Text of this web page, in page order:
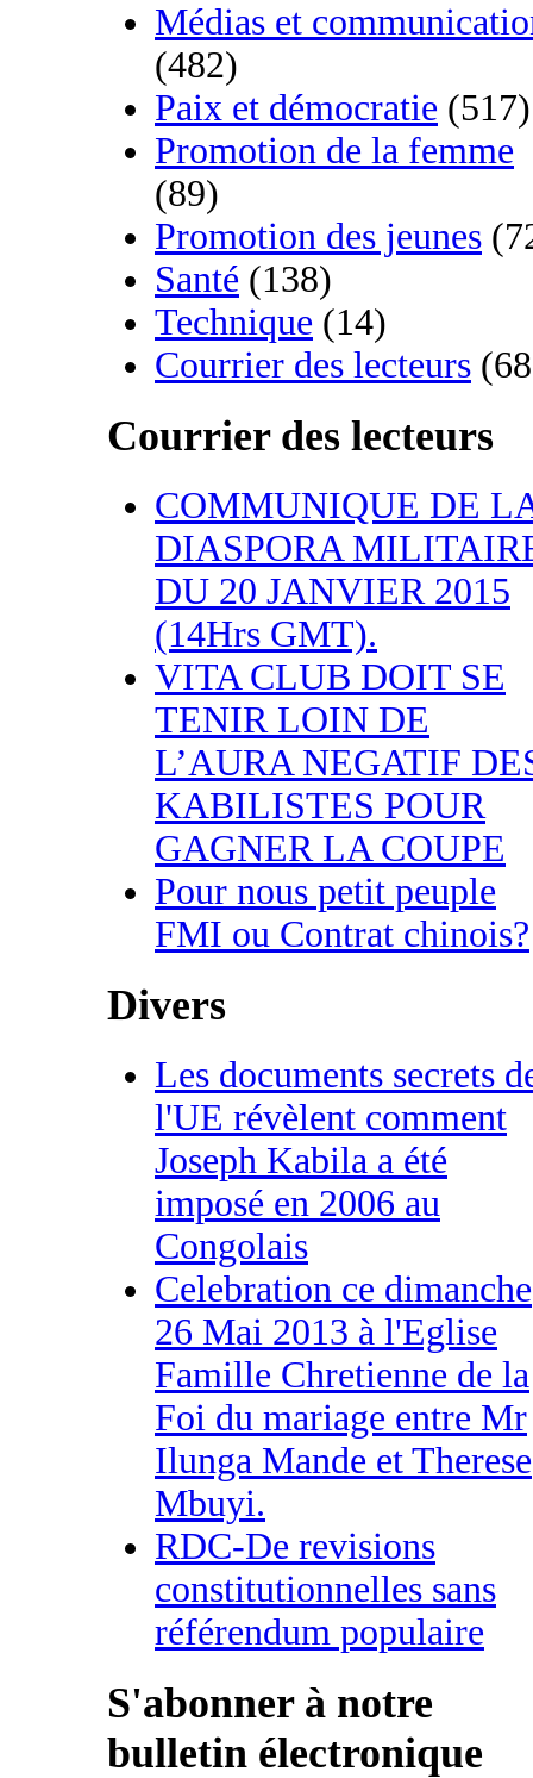
Médias et
(482)
Paix et démocratie (517)
Promotion de la femme
(89)
Promotion des jeunes
Santé (138)
Technique (14)
Courrier des lecteurs
Courrier des lecteurs
COMMUNIQUE DE
DIASPORA
DU 20 JANVIER 2015
(14Hrs GMT).
VITA CLUB DOIT SE
TENIR LOIN DE
L’AURA NEGATIF
KABILISTES POUR
GAGNER LA COUPE
Pour nous petit peuple
FMI ou Contrat chinois?
Divers
Les documents secrets
l'UE révèlent comment
Joseph Kabila a été
imposé en 2006 au
Congolais
Celebration ce dimanche
26 Mai 2013 à l'Eglise
Famille Chretienne de la
Foi du mariage entre Mr
Ilunga Mande et Therese
Mbuyi.
RDC-De revisions
constitutionnelles sans
référendum populaire
S'abonner à notre
bulletin électronique